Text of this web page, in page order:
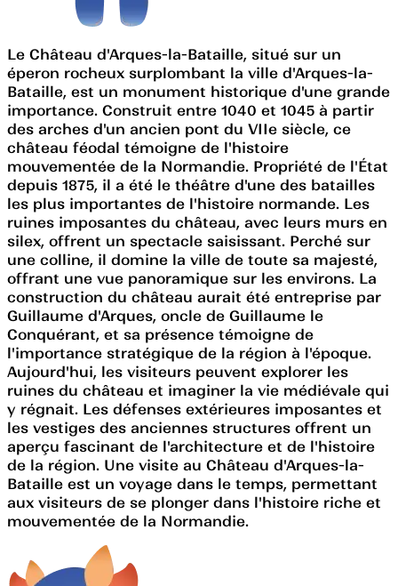
Le Château d'Arques-la-Bataille, situé sur un
éperon rocheux surplombant la ville d'Arques-la-
Bataille, est un monument historique d'une grande
importance. Construit entre 1040 et 1045 à partir
des arches d'un ancien pont du VIIe siècle, ce
château féodal témoigne de l'histoire
mouvementée de la Normandie. Propriété de l'État
depuis 1875, il a été le théâtre d'une des batailles
les plus importantes de l'histoire normande. Les
ruines imposantes du château, avec leurs murs en
silex, offrent un spectacle saisissant. Perché sur
une colline, il domine la ville de toute sa majesté,
offrant une vue panoramique sur les environs. La
construction du château aurait été entreprise par
Guillaume d'Arques, oncle de Guillaume le
Conquérant, et sa présence témoigne de
l'importance stratégique de la région à l'époque.
Aujourd'hui, les visiteurs peuvent explorer les
ruines du château et imaginer la vie médiévale qui
y régnait. Les défenses extérieures imposantes et
les vestiges des anciennes structures offrent un
aperçu fascinant de l'architecture et de l'histoire
de la région. Une visite au Château d'Arques-la-
Bataille est un voyage dans le temps, permettant
aux visiteurs de se plonger dans l'histoire riche et
mouvementée de la Normandie.